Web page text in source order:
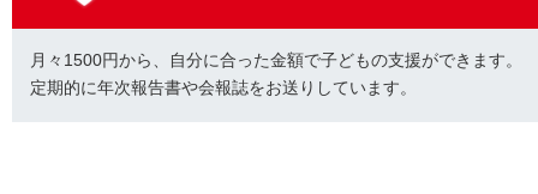
月々1500円から、自分に合った金額で子どもの支援ができます。
定期的に年次報告書や会報誌をお送りしています。